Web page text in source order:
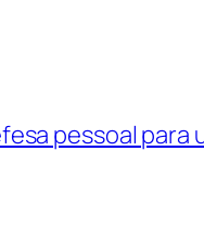
pessoal para